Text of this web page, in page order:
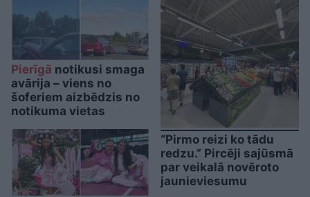
Pierīgā notikusi smaga
avārija – viens no
šoferiem aizbēdzis no
notikuma vietas
“Pirmo reizi ko tādu
redzu.” Pircēji sajūsmā
par veikalā novēroto
jaunieviesumu